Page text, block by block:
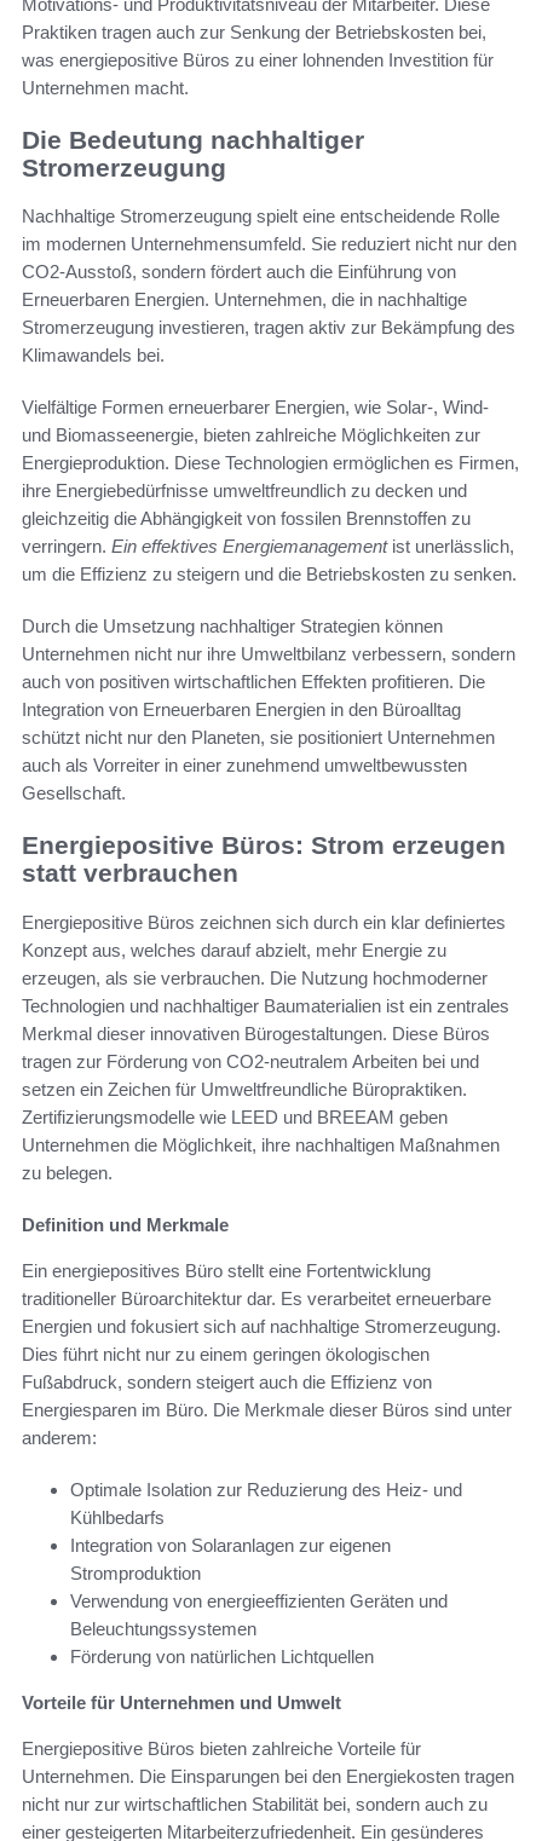
Praktiken tragen auch zur Senkung der Betriebskosten bei,
was energiepositive Büros zu einer lohnenden Investition für
Unternehmen macht.
Die Bedeutung nachhaltiger
Stromerzeugung
Nachhaltige Stromerzeugung spielt eine entscheidende Rolle
im modernen Unternehmensumfeld. Sie reduziert nicht nur den
CO2-Ausstoß, sondern fördert auch die Einführung von
Erneuerbaren Energien. Unternehmen, die in nachhaltige
Stromerzeugung investieren, tragen aktiv zur Bekämpfung des
Klimawandels bei.
Vielfältige Formen erneuerbarer Energien, wie Solar-, Wind-
und Biomasseenergie, bieten zahlreiche Möglichkeiten zur
Energieproduktion. Diese Technologien ermöglichen es Firmen,
ihre Energiebedürfnisse umweltfreundlich zu decken und
gleichzeitig die Abhängigkeit von fossilen Brennstoffen zu
verringern. Ein effektives Energiemanagementist unerlässlich,
um die Effizienz zu steigern und die Betriebskosten zu senken.
Durch die Umsetzung nachhaltiger Strategien können
Unternehmen nicht nur ihre Umweltbilanz verbessern, sondern
auch von positiven wirtschaftlichen Effekten profitieren. Die
Integration von Erneuerbaren Energien in den Büroalltag
schützt nicht nur den Planeten, sie positioniert Unternehmen
auch als Vorreiter in einer zunehmend umweltbewussten
Gesellschaft.
Energiepositive Büros: Strom erzeugen
statt verbrauchen
Energiepositive Büros zeichnen sich durch ein klar definiertes
Konzept aus, welches darauf abzielt, mehr Energie zu
erzeugen, als sie verbrauchen. Die Nutzung hochmoderner
Technologien und nachhaltiger Baumaterialien ist ein zentrales
Merkmal dieser innovativen Bürogestaltungen. Diese Büros
tragen zur Förderung von CO2-neutralem Arbeiten bei und
setzen ein Zeichen für Umweltfreundliche Büropraktiken.
Zertifizierungsmodelle wie LEED und BREEAM geben
Unternehmen die Möglichkeit, ihre nachhaltigen Maßnahmen
zu belegen.
Definition und Merkmale
Ein energiepositives Büro stellt eine Fortentwicklung
traditioneller Büroarchitektur dar. Es verarbeitet erneuerbare
Energien und fokusiert sich auf nachhaltige Stromerzeugung.
Dies führt nicht nur zu einem geringen ökologischen
Fußabdruck, sondern steigert auch die Effizienz von
Energiesparen im Büro. Die Merkmale dieser Büros sind unter
anderem:
Optimale Isolation zur Reduzierung des Heiz- und
Kühlbedarfs
Integration von Solaranlagen zur eigenen
Stromproduktion
Verwendung von energieeffizienten Geräten und
Beleuchtungssystemen
Förderung von natürlichen Lichtquellen
Vorteile für Unternehmen und Umwelt
Energiepositive Büros bieten zahlreiche Vorteile für
Unternehmen. Die Einsparungen bei den Energiekosten tragen
nicht nur zur wirtschaftlichen Stabilität bei, sondern auch zu
einer gesteigerten Mitarbeiterzufriedenheit. Ein gesünderes